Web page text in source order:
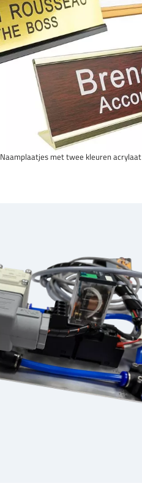
Naamplaatjes met twee kleuren acrylaat